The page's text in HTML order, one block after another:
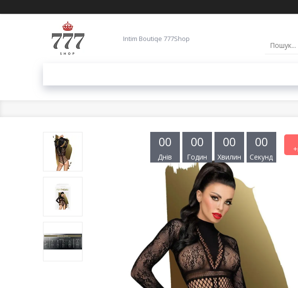
Intim Boutiqe 777Shop
00
Днів
00
Годин
00
Хвилин
00
Секунд